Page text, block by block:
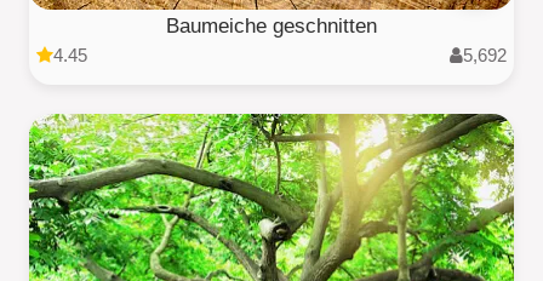
Baumeiche geschnitten
4.45 5,692